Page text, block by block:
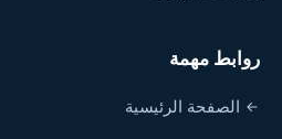
روابط مهمة
الصفحة الرئيسية